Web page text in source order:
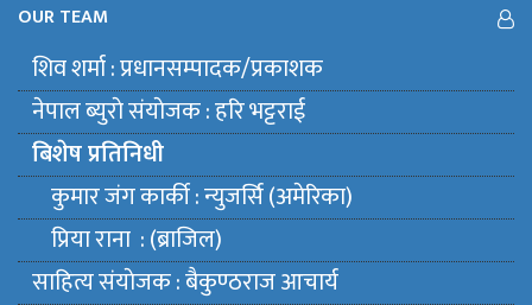
OUR TEAM
शिव शर्मा : प्रधानसम्पादक/प्रकाशक
नेपाल ब्युराे संयाेजक : हरि भट्टराई
बिशेष प्रतिनिधी
कुमार जंग कार्की : न्युजर्सि (अमेरिका)
प्रिया राना : (ब्राजिल)
साहित्य संयाेजक : बैकुण्ठराज आचार्य